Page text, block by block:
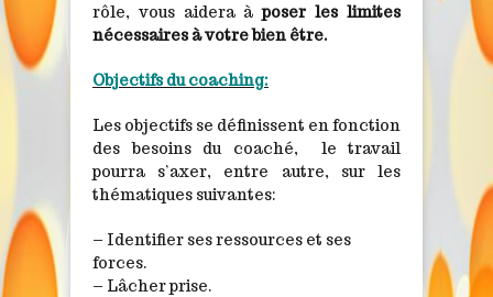
rôle, vous aidera àposer les limites
nécessaires à votre bien être.
Objectifs du coaching:
Les objectifs se définissent en fonction
des besoins du coaché, le travail
pourra s’axer, entre autre, sur les
thématiques suivantes:
– Identifier ses ressources et ses
forces.
– Lâcher prise.